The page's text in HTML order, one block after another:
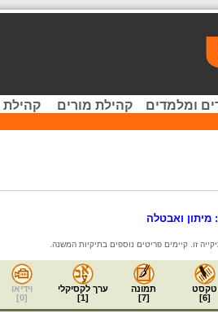
ומלמדים קהילת מורים קהילת
טקסט
[
6
]
תמונה
[
7
]
ערך לקסיקלי
[
1
]
וידיאו
[
0
]